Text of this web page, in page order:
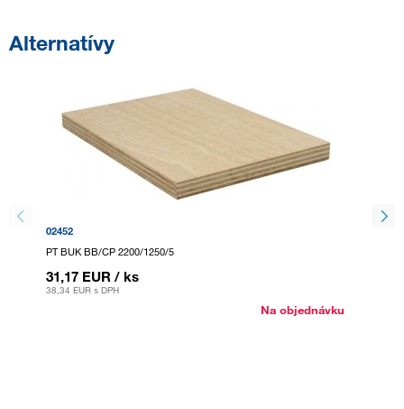
Alternatívy
02452
PT BUK BB/CP 2200/1250/5
31,17 EUR / ks
38,34 EUR s DPH
Na objednávku